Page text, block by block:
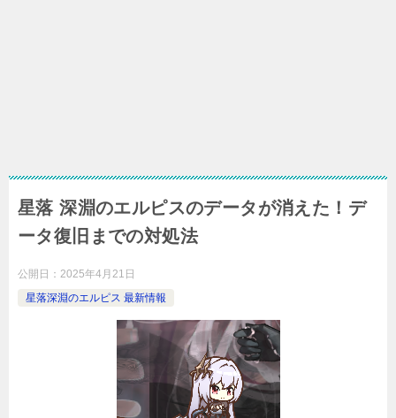
星落 深淵のエルピスのデータが消えた！デ
ータ復旧までの対処法
公開日： 2025年4月21日
星落深淵のエルピス 最新情報